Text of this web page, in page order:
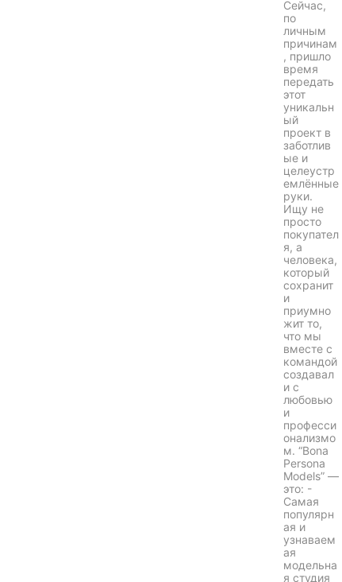
Сейчас,
по
личным
причинам
, пришло
время
передать
этот
уникальн
ый
проект в
заботлив
ые и
целеустр
емлённые
руки.
Ищу не
просто
покупател
я, а
человека,
который
сохранит
и
приумно
жит то,
что мы
вместе с
командой
создавал
и с
любовью
и
професси
онализмо
м. “Bona
Persona
Models” —
это: -
Самая
популярн
ая и
узнаваем
ая
модельна
я студия